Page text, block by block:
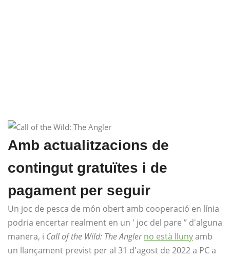
Amb actualitzacions de
contingut gratuïtes i de
pagament per seguir
Un joc de pesca de món obert amb cooperació en línia
podria encertar realment en un ' joc del pare ” d'alguna
manera, i Call of the Wild: The Angler no està llunyamb
un llançament previst per al 31 d'agost de 2022 a PC a